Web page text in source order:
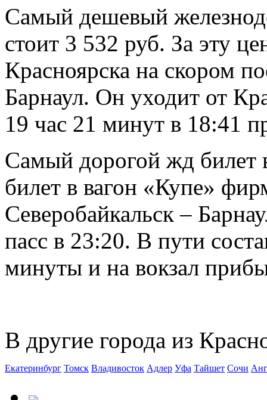
Самый дешевый
стоит 3 532 руб. За эту
Красноярска на скором
Барнаул. Он уходит от
19 час 21 минут в 18:41
Самый дорогой жд билет
билет в вагон «Купе»
Северобайкальск –
пасс в 23:20. В пути
минуты и на вокзал
В другие города из
Екатеринбург Томск Владивосток Адлер Уфа Тайшет Сочи